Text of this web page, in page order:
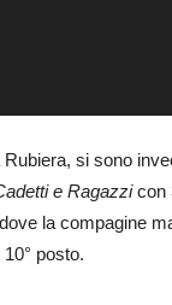
si sono
e Ragazzicon
la compagine
posto.